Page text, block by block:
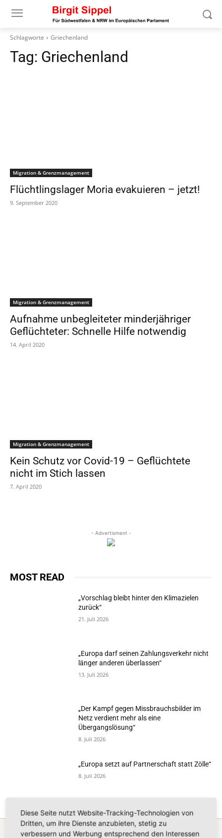
Schlagworte Griechenland
Tag: Griechenland
Migration & Grenzmanagement
Flüchtlingslager Moria evakuieren – jetzt!
9. September 2020
Migration & Grenzmanagement
Aufnahme unbegleiteter minderjähriger
Geflüchteter: Schnelle Hilfe notwendig
14. April 2020
Migration & Grenzmanagement
Kein Schutz vor Covid-19 – Geflüchtete
nicht im Stich lassen
7. April 2020
- Advertisment -
MOST READ
„Vorschlag bleibt hinter den Klimazielen
zurück“
21. Juli 2026
„Europa darf seinen Zahlungsverkehr nicht
länger anderen überlassen“
13. Juli 2026
„Der Kampf gegen Missbrauchsbilder im
Netz verdient mehr als eine
Übergangslösung“
8. Juli 2026
„Europa setzt auf Partnerschaft statt Zölle“
8. Juli 2026
Diese Seite nutzt Website-Tracking-Technologien von
Dritten, um ihre Dienste anzubieten, stetig zu
verbessern und Werbung entsprechend den Interessen